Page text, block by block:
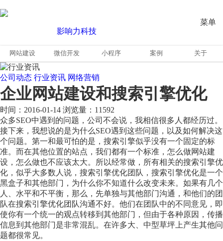
菜单
网站建设 微信开发 小程序 案例 关于
公司动态 行业资讯 网络营销
企业网站建设和搜索引擎优化
时间：2016-01-14 浏览量：11592
众多SEO中遇到的问题，公司不会说，我相信很多人都经历过。
接下来，我想说的是为什么SEO遇到这些问题，以及如何解决这
个问题。第一和最可怕的是，搜索引擎似乎没有一个固定的标
准。而在其他位置的站点，我们都有一个标准，怎么做网站建
设，怎么做也不应该太大。所以经常做，所有相关的搜索引擎优
化，似乎大多数人说，搜索引擎优化团队，搜索引擎优化是一个
黑盒子和其他部门，为什么你不知道什么改变未来。如果有几个
人、水平和不平衡，那么，先单独与其他部门沟通，和他们的团
队在搜索引擎优化团队沟通不好。他们在团队中的不同意见，即
使你有一个统一的观点转移到其他部门，但由于各种原因，传播
信息到其他部门是非常混乱。在许多大、中型草坪上产生其他问
题都很常见。